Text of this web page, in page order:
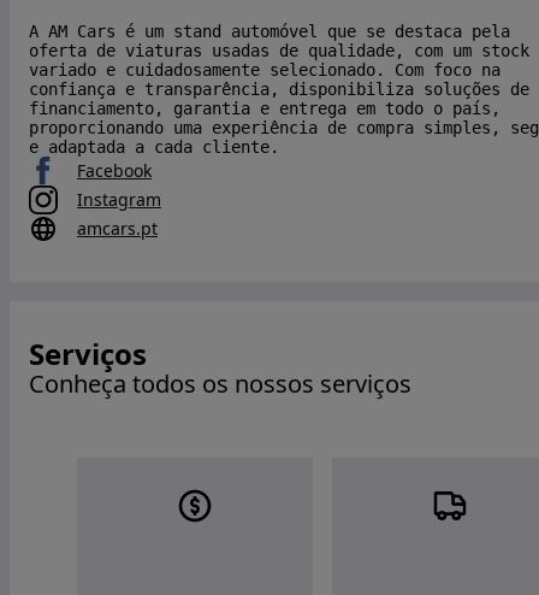
A AM Cars é um stand automóvel que se destaca pela
oferta de viaturas usadas de qualidade, com um stock
variado e cuidadosamente selecionado. Com foco na
confiança e transparência, disponibiliza soluções de
financiamento, garantia e entrega em todo o país,
proporcionando uma experiência de compra simples,
e adaptada a cada cliente.
Facebook
Instagram
amcars.pt
Serviços
Conheça todos os nossos serviços